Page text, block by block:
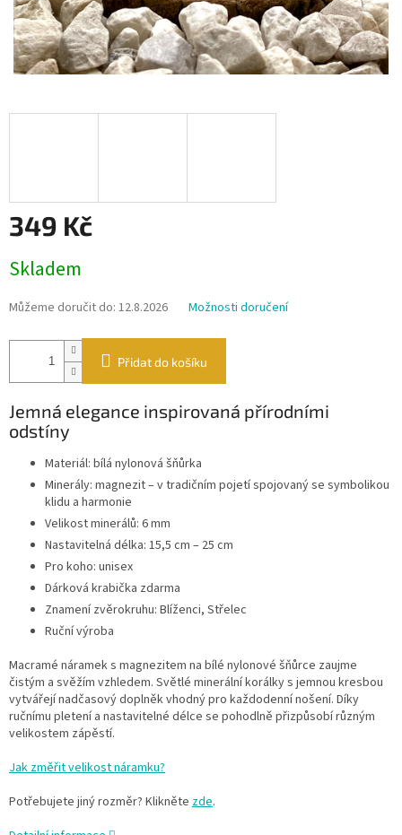
349 Kč
cena:
Skladem
Můžeme doručit do: 12.8.2026 Možnosti doručení
Přidat do košíku
Jemná elegance inspirovaná přírodními
odstíny
Materiál: bílá nylonová šňůrka
Minerály: magnezit – v tradičním pojetí spojovaný se symbolikou
klidu a harmonie
Velikost minerálů: 6 mm
Nastavitelná délka: 15,5 cm – 25 cm
Pro koho: unisex
Dárková krabička zdarma
Znamení zvěrokruhu: Blíženci, Střelec
Ruční výroba
Macramé náramek s magnezitem na bílé nylonové šňůrce zaujme
čistým a svěžím vzhledem. Světlé minerální korálky s jemnou kresbou
vytvářejí nadčasový doplněk vhodný pro každodenní nošení. Díky
ručnímu pletení a nastavitelné délce se pohodlně přizpůsobí různým
velikostem zápěstí.
Jak změřit velikost náramku?
Potřebujete jiný rozměr? Klikněte zde.